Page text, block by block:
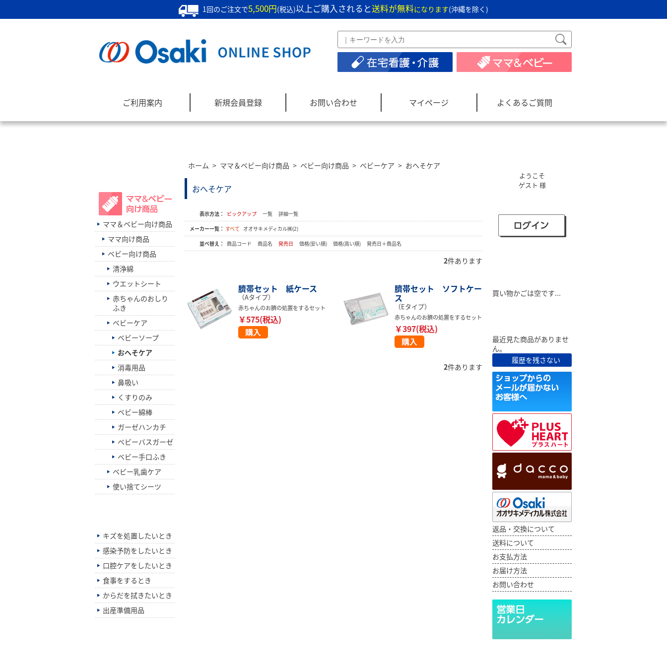
1回のご注文で5,500円(税込)以上ご購入されると送料が無料になります(沖縄を除く)
ご利用案内 新規会員登録 お問い合わせ マイページ よくあるご質問
ホーム > ママ＆ベビー向け商品 > ベビー向け商品 > ベビーケア > おへそケア
おへそケア
表示方法： ピックアップ 一覧
詳細一覧
メーカー一覧： すべて オオサキメディカル㈱(2)
並べ替え： 商品コード 商品名 発売日 価格(安い順) 価格(高い順) 発売日＋商品名
2件あります
臍帯セット 紙ケース
（Aタイプ）
赤ちゃんのお臍の処置をするセット
￥575(税込)
臍帯セット ソフトケー
ス
（Eタイプ）
赤ちゃんのお臍の処置をするセット
￥397(税込)
2件あります
ママ＆ベビー向け商品
ママ向け商品
ベビー向け商品
清浄綿
ウエットシート
赤ちゃんのおしり
ふき
ベビーケア
ベビーソープ
おへそケア
消毒用品
鼻吸い
くすりのみ
ベビー綿棒
ガーゼハンカチ
ベビーバスガーゼ
ベビー手口ふき
ベビー乳歯ケア
使い捨てシーツ
キズを処置したいとき
感染予防をしたいとき
口腔ケアをしたいとき
食事をするとき
からだを拭きたいとき
出産準備用品
ようこそ
ゲスト 様
買い物かごは空です...
最近見た商品がありませ
ん。
履歴を残さない
返品・交換について
送料について
お支払方法
お届け方法
お問い合わせ